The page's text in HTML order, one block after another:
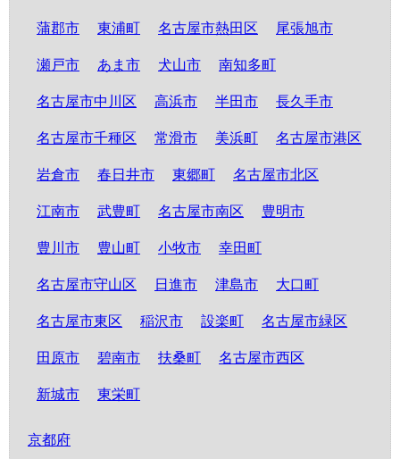
蒲郡市 東浦町 名古屋市熱田区 尾張旭市
瀬戸市 あま市 犬山市 南知多町
名古屋市中川区 高浜市 半田市 長久手市
名古屋市千種区 常滑市 美浜町 名古屋市港区
岩倉市 春日井市 東郷町 名古屋市北区
江南市 武豊町 名古屋市南区 豊明市
豊川市 豊山町 小牧市 幸田町
名古屋市守山区 日進市 津島市 大口町
名古屋市東区 稲沢市 設楽町 名古屋市緑区
田原市 碧南市 扶桑町 名古屋市西区
新城市 東栄町
京都府